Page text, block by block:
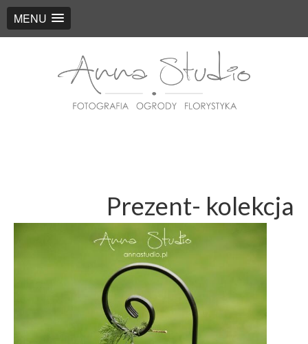
MENU
Prezent- kolekcja